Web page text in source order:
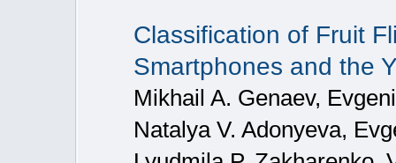
Classification of Fruit
Smartphones and the
Mikhail A. Genaev,
Natalya V. Adonyeva,